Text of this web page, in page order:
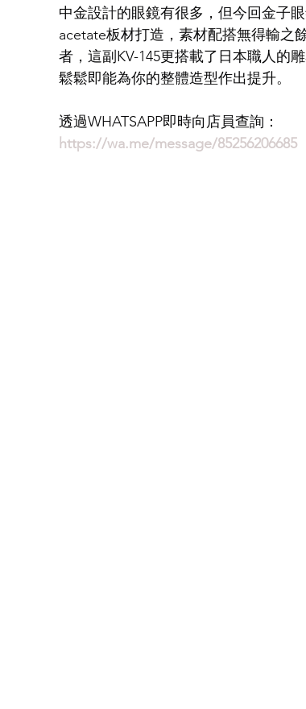
JULIUS TART OPTICAL AKIRA
OG X OLIVER GOLDSMITH LUNOR
中金設計的眼鏡有很多，但今回金子
acetate板材打造，素材配搭無得輸之
者，這副KV-145更搭載了日本職人的
鬆鬆即能為你的整體造型作出提升。
透過WHATSAPP即時向店員查詢：
https://wa.me/message/85256206685